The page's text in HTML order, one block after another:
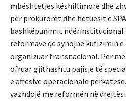
mbështetjes këshillimore dhe
për prokurorët dhe hetuesit e
bashkëpunimit
reformave që synojnë kufizimin
organizuar transnacional. Për
ofruar gjithashtu pajisje të
e aftësive operacionale
vazhdojë me reformën në